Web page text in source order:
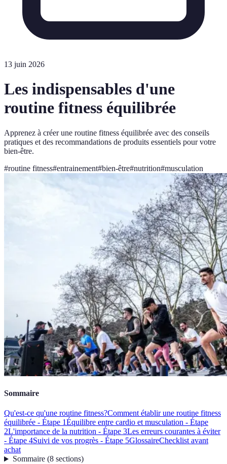
13 juin 2026
Les indispensables d'une
routine fitness équilibrée
Apprenez à créer une routine fitness équilibrée avec des conseils
pratiques et des recommandations de produits essentiels pour votre
bien-être.
#routine fitness#entrainement#bien-être#nutrition#musculation
Sommaire
Qu'est-ce qu'une routine fitness?Comment établir une routine fitness
équilibrée - Étape 1Équilibre entre cardio et musculation - Étape
2L'importance de la nutrition - Étape 3Les erreurs courantes à éviter
- Étape 4Suivi de vos progrès - Étape 5GlossaireChecklist avant
achat
Sommaire(8 sections)